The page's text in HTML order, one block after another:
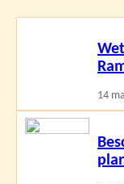
14
Lees